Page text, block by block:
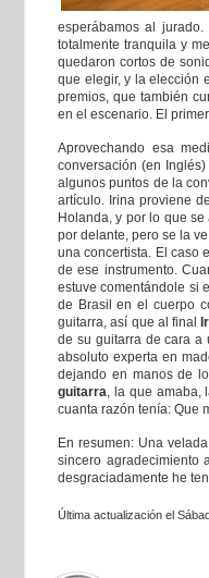
esperábamos al
totalmente tranquila y
quedaron cortos de
que elegir, y la elección
premios, que también
en el escenario. El
Aprovechando esa
conversación (en
algunos puntos de la
artículo. Irina proviene
Holanda, y por lo que
por delante, pero se la
una concertista. El caso
de ese instrumento.
estuve comentándole si
de Brasil en el cuerpo
guitarra, así que al final
de su guitarra de cara a
absoluto experta en
dejando en manos de
guitarra, la que amaba,
cuanta razón tenía: Que
En resumen: Una
sincero agradecimiento
desgraciadamente he
Última actualización el